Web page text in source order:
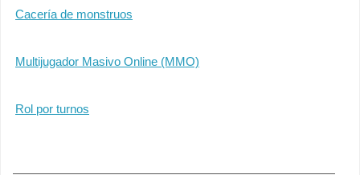
Cacería de monstruos
Multijugador Masivo Online (MMO)
Rol por turnos